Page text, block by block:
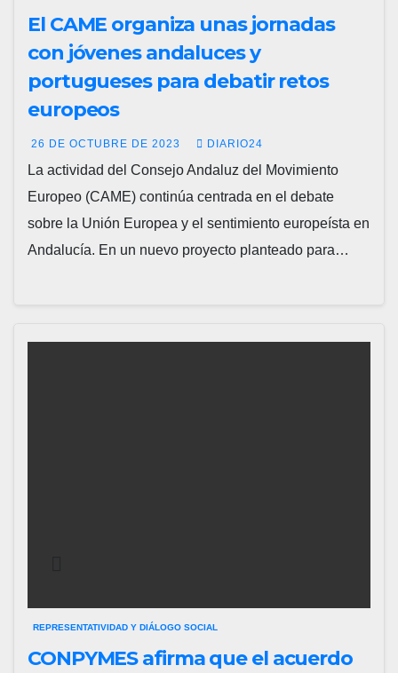
El CAME organiza unas jornadas
con jóvenes andaluces y
portugueses para debatir retos
europeos
26 DE OCTUBRE DE 2023 DIARIO24
La actividad del Consejo Andaluz del Movimiento
Europeo (CAME) continúa centrada en el debate
sobre la Unión Europea y el sentimiento europeísta en
Andalucía. En un nuevo proyecto planteado para…
REPRESENTATIVIDAD Y DIÁLOGO SOCIAL
CONPYMES afirma que el acuerdo